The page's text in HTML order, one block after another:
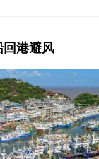
回港避风